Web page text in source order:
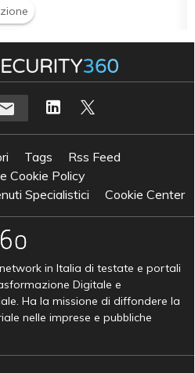
Tags
Rss Feed
Cookie Policy
Specialistici
Cookie Center
in Italia di testate e portali
Digitale e
Ha la missione di diffondere la
nelle imprese e pubbliche